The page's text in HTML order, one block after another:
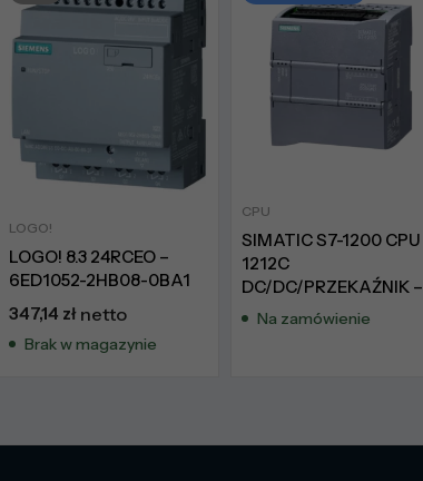
LOGO!
LOGO! 8.3 24RCEO –
6ED1052-2HB08-0BA1
347,14 zł netto
Brak w magazynie
CPU
SIMATIC S7-1200 CPU
1212C
DC/DC/PRZEKAŹNIK –
6ES7212-1HE31-0XB0
Na zamówienie